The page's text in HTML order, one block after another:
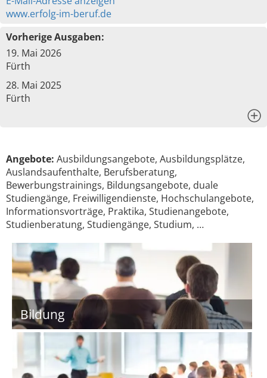
www.erfolg-im-beruf.de
Vorherige Ausgaben:
19. Mai 2026
Fürth
28. Mai 2025
Fürth
Angebote: Ausbildungsangebote, Ausbildungsplätze,
Auslandsaufenthalte, Berufsberatung,
Bewerbungstrainings, Bildungsangebote, duale
Studiengänge, Freiwilligendienste, Hochschulangebote,
Informationsvorträge, Praktika, Studienangebote,
Studienberatung, Studiengänge, Studium, …
Bildung